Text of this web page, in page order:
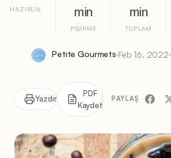
HAZIRLIK
min
PIŞIRME
min
TOPLAM
Petite Gourmets Feb 16, 2022
Yazdır
PDF
Kaydet
PAYLAŞ